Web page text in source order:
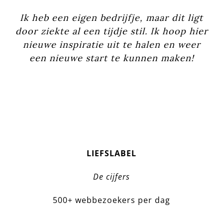
Ik heb een eigen bedrijfje, maar dit ligt
door ziekte al een tijdje stil. Ik hoop hier
nieuwe inspiratie uit te halen en weer
een nieuwe start te kunnen maken!
LIEFSLABEL
De cijfers
500+ webbezoekers per dag